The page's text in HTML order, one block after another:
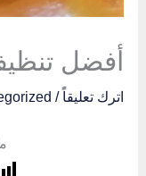
أفضل
اترك تعليقاً /